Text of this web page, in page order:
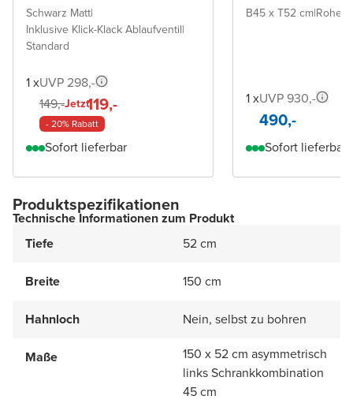
Schwarz Matt|
Inklusive Klick-Klack Ablaufventil|
Standard
1 xUVP 298,-
149,-Jetzt119,-
- 20% Rabatt
Sofort lieferbar
B45 x T52 cm|Rohe
1 xUVP 930,-
490,-
Sofort lieferbar
Produktspezifikationen
Technische Informationen zum Produkt
Tiefe
52 cm
Breite 150 cm
Hahnloch Nein, selbst zu bohren
Maße
150 x 52 cm asymmetrisch
links Schrankkombination
45 cm